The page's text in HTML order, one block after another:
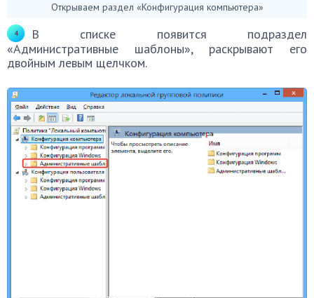
Открываем раздел «Конфигурация компьютера»
В списке появится подраздел
«Административные шаблоны», раскрывают его
двойным левым щелчком.